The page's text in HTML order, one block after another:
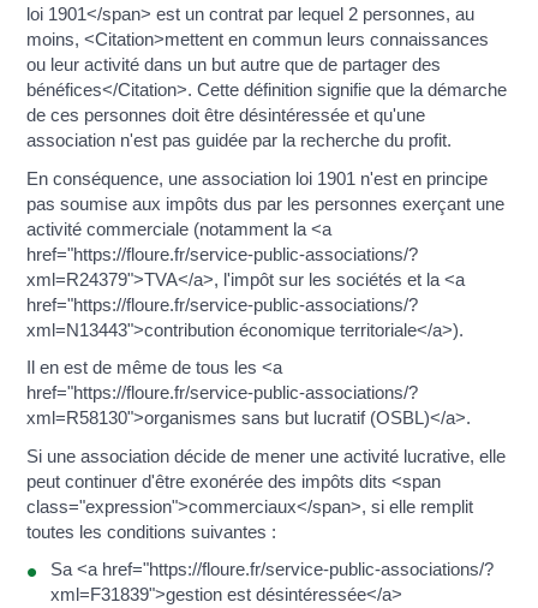
loi 1901</span> est un contrat par lequel 2 personnes, au
moins, <Citation>mettent en commun leurs connaissances
ou leur activité dans un but autre que de partager des
bénéfices</Citation>. Cette définition signifie que la démarche
de ces personnes doit être désintéressée et qu'une
association n'est pas guidée par la recherche du profit.
En conséquence, une association loi 1901 n'est en principe
pas soumise aux impôts dus par les personnes exerçant une
activité commerciale (notamment la <a
href="https://floure.fr/service-public-associations/?
xml=R24379">TVA</a>, l'impôt sur les sociétés et la <a
href="https://floure.fr/service-public-associations/?
xml=N13443">contribution économique territoriale</a>).
Il en est de même de tous les <a
href="https://floure.fr/service-public-associations/?
xml=R58130">organismes sans but lucratif (OSBL)</a>.
Si une association décide de mener une activité lucrative, elle
peut continuer d'être exonérée des impôts dits <span
class="expression">commerciaux</span>, si elle remplit
toutes les conditions suivantes :
Sa <a href="https://floure.fr/service-public-associations/?
xml=F31839">gestion est désintéressée</a>